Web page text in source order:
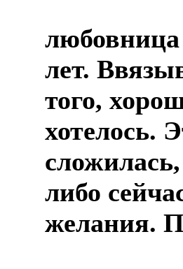
лет.
того,
хотелось.
либо
желания.